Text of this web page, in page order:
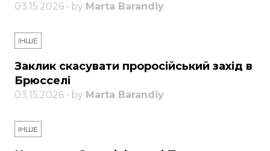
03.15.2026 • by Marta Barandiy
ІНШЕ
Заклик скасувати проросійський захід в
Брюсселі
03.15.2026 • by Marta Barandiy
ІНШЕ